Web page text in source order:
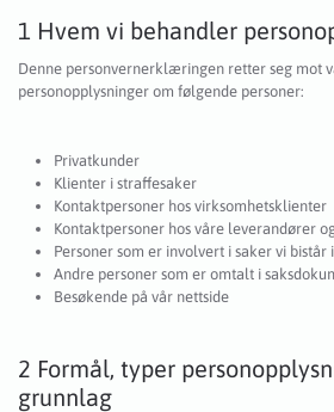
1 Hvem vi behandler
Denne personvernerklæringen retter seg mot
personopplysninger om følgende personer:
Privatkunder
Klienter i straffesaker
Kontaktpersoner hos virksomhetsklienter
Kontaktpersoner hos våre leverandører
Personer som er involvert i saker vi bistår i
Andre personer som er omtalt i
Besøkende på vår nettside
2 Formål, typer
grunnlag